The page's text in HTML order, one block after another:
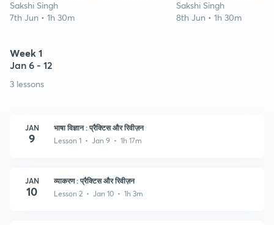
Sakshi Singh
7th Jun • 1h 30m
Sakshi Singh
8th Jun • 1h 30m
Week 1
Jan 6 - 12
3 lessons
JAN
9
भाषा विज्ञान : प्रैक्टिस और रिवीज़न
Lesson 1 • Jan 9 • 1h 17m
JAN
10
व्याकरण : प्रैक्टिस और रिवीज़न
Lesson 2 • Jan 10 • 1h 3m